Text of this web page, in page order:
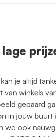
lage
je altijd
van winkels
gepaard
in jouw buurt
we ook